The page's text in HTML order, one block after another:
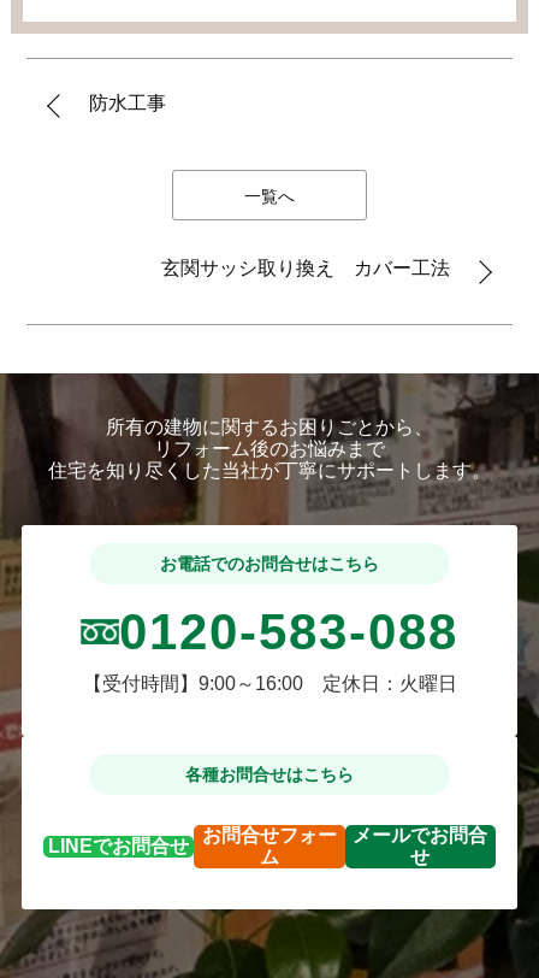
防水工事
一覧へ
玄関サッシ取り換え カバー工法
所有の建物に関するお困りごとから、
リフォーム後のお悩みまで
住宅を知り尽くした当社が丁寧にサポートします。
お電話でのお問合せはこちら
0120-583-088
【受付時間】9:00～16:00 定休日：火曜日
各種お問合せはこちら
LINEでお問合せ
お問合せフォー
ム
メールでお問合
せ